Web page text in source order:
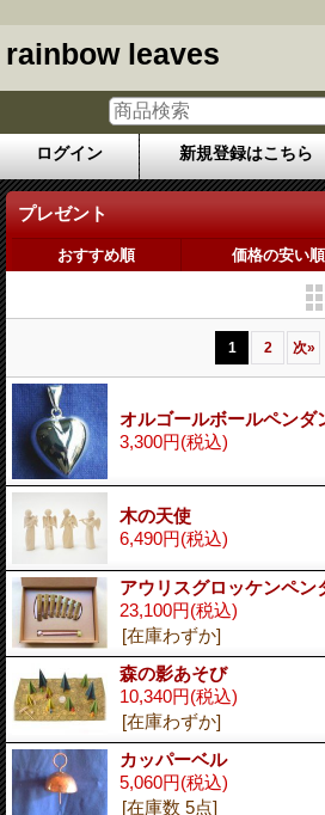
rainbow leaves
ログイン 新規登録はこちら
プレゼント
おすすめ順 価格の安い順
1 2 次»
オルゴールボールペンダ
3,300円(税込)
木の天使
6,490円(税込)
アウリスグロッケンペ
23,100円(税込)
[在庫わずか]
森の影あそび
10,340円(税込)
[在庫わずか]
カッパーベル
5,060円(税込)
[在庫数 5点]